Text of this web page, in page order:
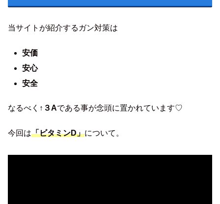
当サイトが紹介するガン対策は
安価
安心
安全
なるべく ↑３Aである事が念頭に置かれています♡
今回は「ビタミンD」について。